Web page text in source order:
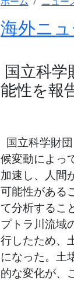
海外ニ
国立科
能性を報
国立科学財
候変動によっ
加速し、人間
可能性がある
て分析するこ
プトラ川流域
行したため、
になった。土
的な変化が、